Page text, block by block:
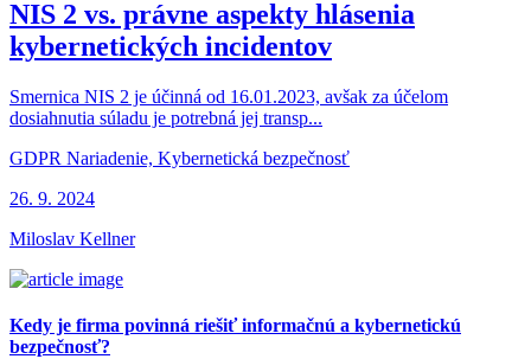
NIS 2 vs. právne aspekty hlásenia
kybernetických incidentov
Smernica NIS 2 je účinná od 16.01.2023, avšak za účelom
dosiahnutia súladu je potrebná jej transp...
GDPR Nariadenie, Kybernetická bezpečnosť
26. 9. 2024
Miloslav Kellner
Kedy je firma povinná riešiť informačnú a kybernetickú
bezpečnosť?